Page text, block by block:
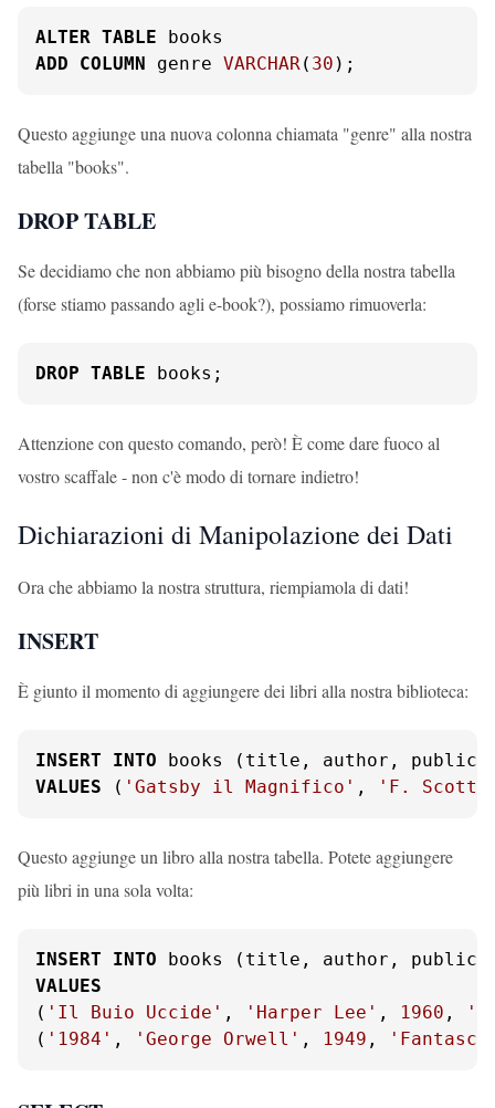
ALTER TABLE
ADD
COLUMN genre VARCHAR( 30 );
Questo aggiunge una nuova colonna chiamata "genre" alla nostra
tabella "books".
DROP TABLE
Se decidiamo che non abbiamo più bisogno della nostra tabella
(forse stiamo passando agli e-book?), possiamo rimuoverla:
DROP TABLE books;
Attenzione con questo comando, però! È come dare fuoco al
vostro scaffale - non c'è modo di tornare indietro!
Dichiarazioni di Manipolazione dei Dati
Ora che abbiamo la nostra struttura, riempiamola di dati!
INSERT
È giunto il momento di aggiungere dei libri alla nostra biblioteca:
INSERT
INTO
VALUES ( 'Gatsby il Magnifico' , 'F. Scott
Questo aggiunge un libro alla nostra tabella. Potete aggiungere
più libri in una sola volta:
INSERT
INTO
VALUES
( 'Il Buio Uccide' , 'Harper Lee' , 1960 ,
( '1984' , 'George Orwell' , 1949 ,